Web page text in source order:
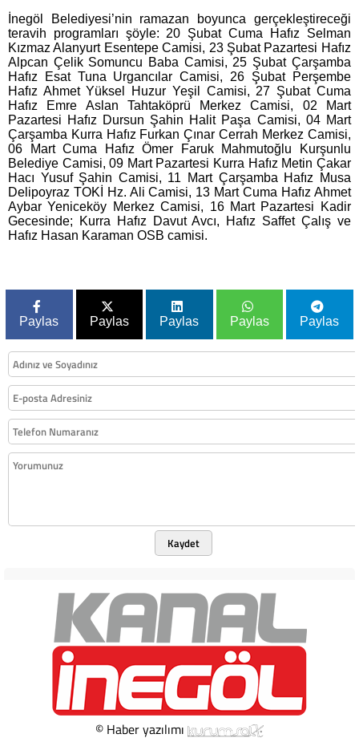
İnegöl Belediyesi’nin ramazan boyunca gerçekleştireceği
teravih programları şöyle: 20 Şubat Cuma Hafız Selman
Kızmaz Alanyurt Esentepe Camisi, 23 Şubat Pazartesi Hafız
Alpcan Çelik Somuncu Baba Camisi, 25 Şubat Çarşamba
Hafız Esat Tuna Urgancılar Camisi, 26 Şubat Perşembe
Hafız Ahmet Yüksel Huzur Yeşil Camisi, 27 Şubat Cuma
Hafız Emre Aslan Tahtaköprü Merkez Camisi, 02 Mart
Pazartesi Hafız Dursun Şahin Halit Paşa Camisi, 04 Mart
Çarşamba Kurra Hafız Furkan Çınar Cerrah Merkez Camisi,
06 Mart Cuma Hafız Ömer Faruk Mahmutoğlu Kurşunlu
Belediye Camisi, 09 Mart Pazartesi Kurra Hafız Metin Çakar
Hacı Yusuf Şahin Camisi, 11 Mart Çarşamba Hafız Musa
Delipoyraz TOKİ Hz. Ali Camisi, 13 Mart Cuma Hafız Ahmet
Aybar Yeniceköy Merkez Camisi, 16 Mart Pazartesi Kadir
Gecesinde; Kurra Hafız Davut Avcı, Hafız Saffet Çalış ve
Hafız Hasan Karaman OSB camisi.
Paylas Paylas Paylas Paylas Paylas
Kaydet
© Haber yazılımı